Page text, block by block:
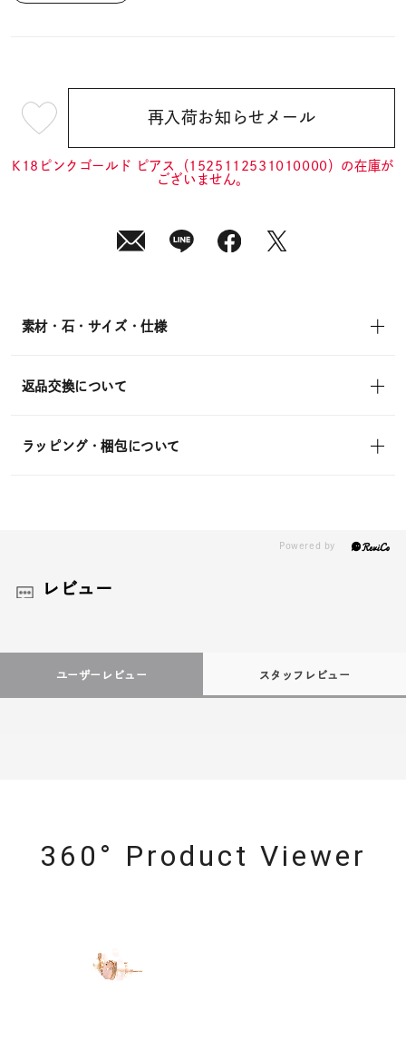
¥68,200 (tax
in)
再入荷お知らせメール
K18ピンクゴールド ピアス（1525112531010000）の在庫が
ございません。
素材・石・サイズ・仕様
返品交換について
ラッピング・梱包について
レビュー
ユーザーレビュー スタッフレビュー
360° Product Viewer